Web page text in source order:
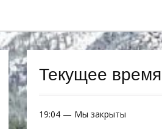
Текущее время
19:04 — Мы закрыты